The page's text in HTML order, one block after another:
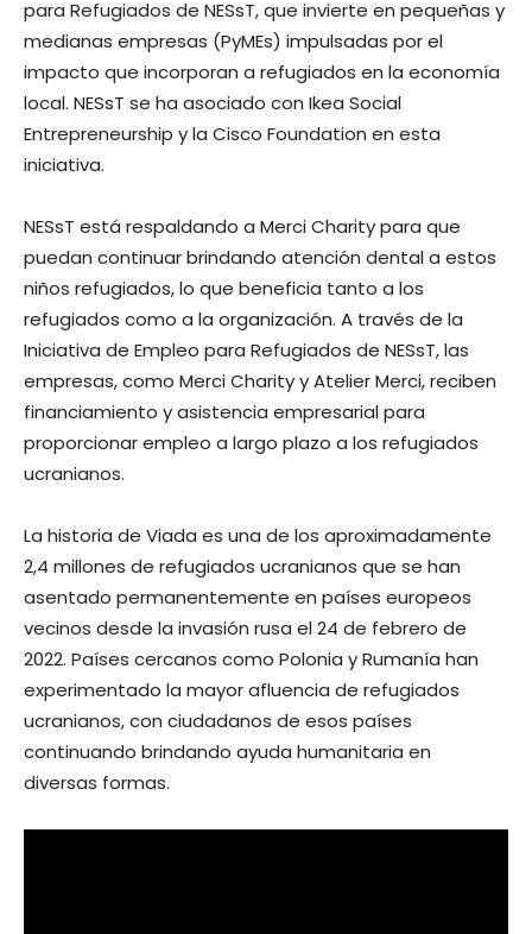
para Refugiados de NESsT, que invierte en pequeñas y
medianas empresas (PyMEs) impulsadas por el
impacto que incorporan a refugiados en la economía
local. NESsT se ha asociado con Ikea Social
Entrepreneurship y la Cisco Foundation en esta
iniciativa.
NESsT está respaldando a Merci Charity para que
puedan continuar brindando atención dental a estos
niños refugiados, lo que beneficia tanto a los
refugiados como a la organización. A través de la
Iniciativa de Empleo para Refugiados de NESsT, las
empresas, como Merci Charity y Atelier Merci, reciben
financiamiento y asistencia empresarial para
proporcionar empleo a largo plazo a los refugiados
ucranianos.
La historia de Viada es una de los aproximadamente
2,4 millones de refugiados ucranianos que se han
asentado permanentemente en países europeos
vecinos desde la invasión rusa el 24 de febrero de
2022. Países cercanos como Polonia y Rumanía han
experimentado la mayor afluencia de refugiados
ucranianos, con ciudadanos de esos países
continuando brindando ayuda humanitaria en
diversas formas.